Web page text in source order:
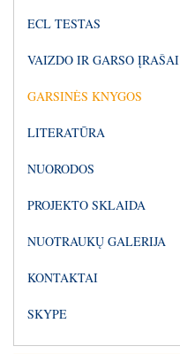
ECL TESTAS
VAIZDO IR GARSO ĮRAŠAI
GARSINĖS KNYGOS
LITERATŪRA
NUORODOS
PROJEKTO SKLAIDA
NUOTRAUKŲ GALERIJA
KONTAKTAI
SKYPE